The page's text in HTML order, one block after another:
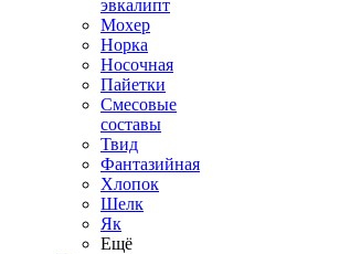
эвкалипт
Мохер
Норка
Носочная
Пайетки
Смесовые
составы
Твид
Фантазийная
Хлопок
Шелк
Як
Ещё